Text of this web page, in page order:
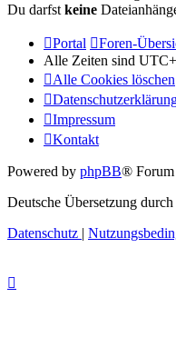
Du darfst keine
Portal
Foren-
Alle Zeiten sind
Alle Cookies löschen
Impressum
Kontakt
Powered by phpBB®
Deutsche Übersetzung durch
Datenschutz |